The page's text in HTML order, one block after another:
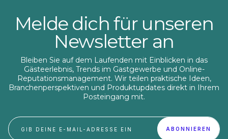
of consumers worldwide make the effort to read
reviews before buying
Melde dich für unseren
Newsletter an
Bleiben Sie auf dem Laufenden mit Einblicken in das
Gästeerlebnis, Trends im Gastgewerbe und Online-
Reputationsmanagement. Wir teilen praktische Ideen,
Branchenperspektiven und Produktupdates direkt in Ihrem
Posteingang mit.